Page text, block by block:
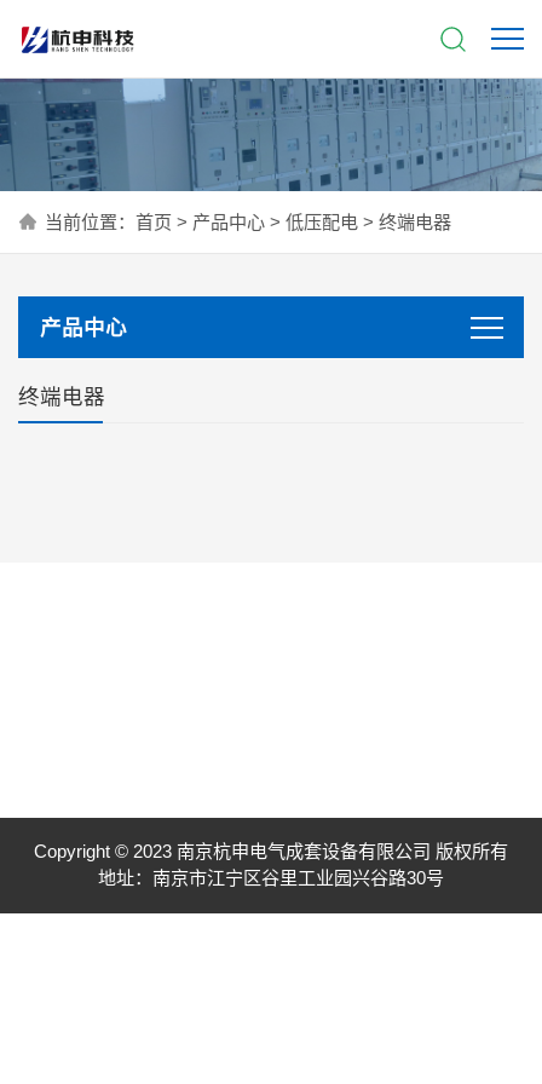
当前位置：首页 > 产品中心 >低压配电 >终端电器
产品中心
终端电器
Copyright © 2023 南京杭申电气成套设备有限公司 版权所有
地址：南京市江宁区谷里工业园兴谷路30号